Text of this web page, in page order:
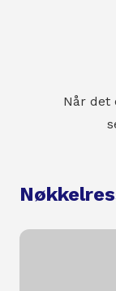
Når det